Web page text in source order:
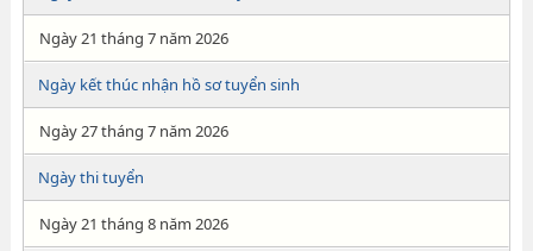
Ngày 21 tháng 7 năm 2026
Ngày kết thúc nhận hồ sơ tuyển sinh
Ngày 27 tháng 7 năm 2026
Ngày thi tuyển
Ngày 21 tháng 8 năm 2026